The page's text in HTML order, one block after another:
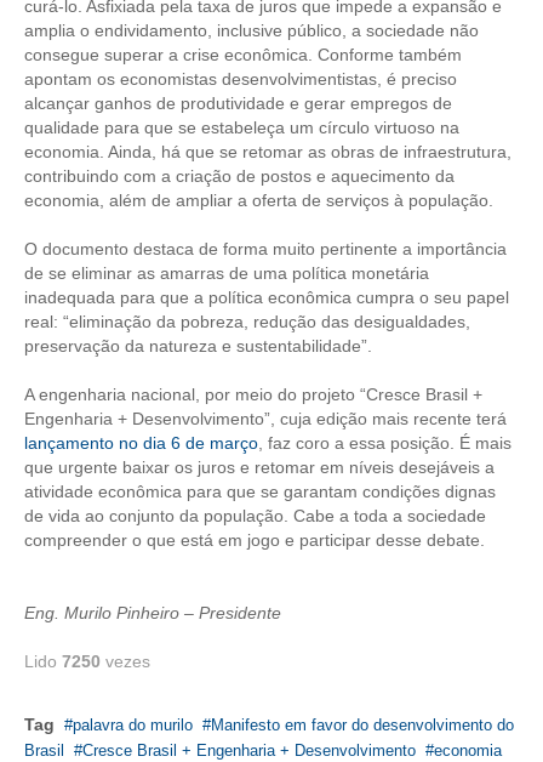
CONTATO
CURSOS
ENGENHEIRO EMPREENDEDOR
SEESP EDUCAÇÃO
PLATAFORMAS GRATUITAS
BENEFÍCIOS
APOSENTADORIA
CONVÊNIOS
PLANO DE SAÚDE
SEESPPREV
CONSÓRCIOS
NOTÍCIAS
curá-lo. Asfixiada pela taxa de juros que impede a expansão e
amplia o endividamento, inclusive público, a sociedade não
consegue superar a crise econômica. Conforme também
apontam os economistas desenvolvimentistas, é preciso
alcançar ganhos de produtividade e gerar empregos de
qualidade para que se estabeleça um círculo virtuoso na
economia. Ainda, há que se retomar as obras de infraestrutura,
contribuindo com a criação de postos e aquecimento da
economia, além de ampliar a oferta de serviços à população.
O documento destaca de forma muito pertinente a importância
de se eliminar as amarras de uma política monetária
inadequada para que a política econômica cumpra o seu papel
real: “eliminação da pobreza, redução das desigualdades,
preservação da natureza e sustentabilidade”.
A engenharia nacional, por meio do projeto “Cresce Brasil +
Engenharia + Desenvolvimento”, cuja edição mais recente terá
lançamento no dia 6 de março , faz coro a essa posição. É mais
que urgente baixar os juros e retomar em níveis desejáveis a
atividade econômica para que se garantam condições dignas
de vida ao conjunto da população. Cabe a toda a sociedade
compreender o que está em jogo e participar desse debate.
Eng. Murilo Pinheiro – Presidente
Lido 7250 vezes
Tag palavra do murilo
Manifesto em favor do desenvolvimento do
Brasil
Cresce Brasil + Engenharia + Desenvolvimento economia